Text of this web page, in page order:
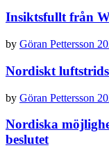
Insiktsfullt från
by Göran Pettersson
Nordiskt
by Göran Pettersson
Nordiska
beslutet